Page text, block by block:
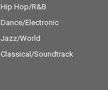
Hip Hop/R&B
Dance/Electronic
Jazz/World
Classical/Soundtrack